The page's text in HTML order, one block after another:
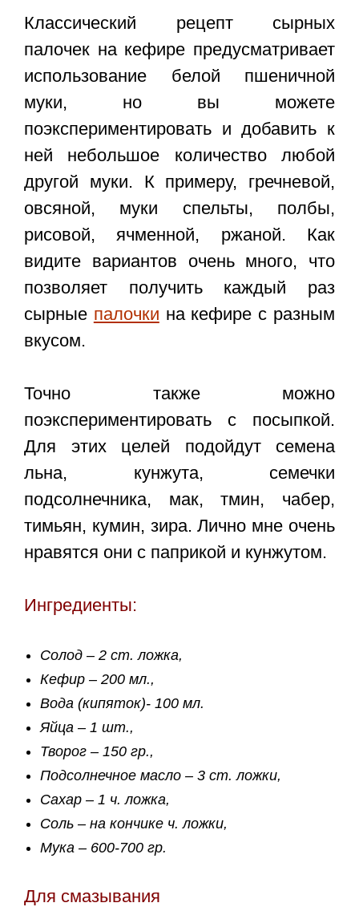
Классический рецепт сырных
палочек на кефире предусматривает
использование белой пшеничной
муки, но вы можете
поэкспериментировать и добавить к
ней небольшое количество любой
другой муки. К примеру, гречневой,
овсяной, муки спельты, полбы,
рисовой, ячменной, ржаной. Как
видите вариантов очень много, что
позволяет получить каждый раз
сырные палочки на кефире с разным
вкусом.
Точно также можно
поэкспериментировать с посыпкой.
Для этих целей подойдут семена
льна, кунжута, семечки
подсолнечника, мак, тмин, чабер,
тимьян, кумин, зира. Лично мне очень
нравятся они с паприкой и кунжутом.
Ингредиенты:
Солод – 2 ст. ложка,
Кефир – 200 мл.,
Вода (кипяток)- 100 мл.
Яйца – 1 шт.,
Творог – 150 гр.,
Подсолнечное масло – 3 ст. ложки,
Сахар – 1 ч. ложка,
Соль – на кончике ч. ложки,
Мука – 600-700 гр.
Для смазывания